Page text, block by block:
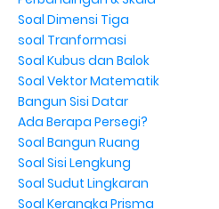
Soal Dimensi Tiga
soal Tranformasi
Soal Kubus dan Balok
Soal Vektor Matematik
Bangun Sisi Datar
Ada Berapa Persegi?
Soal Bangun Ruang
Soal Sisi Lengkung
Soal Sudut Lingkaran
Soal Kerangka Prisma